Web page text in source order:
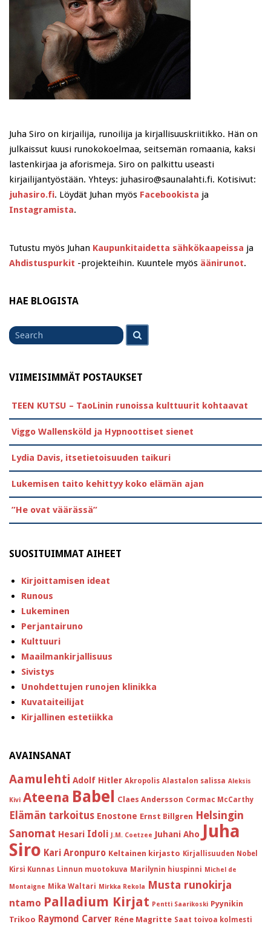
Juha Siro on kirjailija, runoilija ja kirjallisuuskriitikko. Hän on
julkaissut kuusi runokokoelmaa, seitsemän romaania, kaksi
lastenkirjaa ja aforismeja. Siro on palkittu useasti
kirjailijantyöstään. Yhteys: juhasiro@saunalahti.fi. Kotisivut:
juhasiro.fi. Löydät Juhan myös Facebookista ja
Instagramista.
Tutustu myös Juhan Kaupunkitaidetta sähkökaapeissa ja
Ahdistuspurkit -projekteihin. Kuuntele myös äänirunot.
HAE BLOGISTA
Search
for
VIIMEISIMMÄT POSTAUKSET
TEEN KUTSU – TaoLinin runoissa kulttuurit kohtaavat
Viggo Wallensköld ja Hypnoottiset sienet
Lydia Davis, itsetietoisuuden taikuri
Lukemisen taito kehittyy koko elämän ajan
”He ovat väärässä”
SUOSITUIMMAT AIHEET
Kirjoittamisen ideat
Runous
Lukeminen
Perjantairuno
Kulttuuri
Maailmankirjallisuus
Sivistys
Unohdettujen runojen klinikka
Kuvataiteilijat
Kirjallinen estetiikka
AVAINSANAT
Aamulehti Adolf Hitler Akropolis Alastalon salissa Aleksis
Kivi Ateena Babel Claes Andersson Cormac McCarthy
Elämän tarkoitus Enostone Ernst Billgren Helsingin
Sanomat Hesari Idoli J.M. Coetzee Juhani Aho Juha
Siro Kari Aronpuro Keltainen kirjasto Kirjallisuuden Nobel
Kirsi Kunnas Linnun muotokuva Marilynin hiuspinni Michel de
Montaigne Mika Waltari Mirkka Rekola Musta runokirja
ntamo Palladium Kirjat Pentti Saarikoski Pyynikin
Trikoo Raymond Carver Réne Magritte Saat toivoa kolmesti